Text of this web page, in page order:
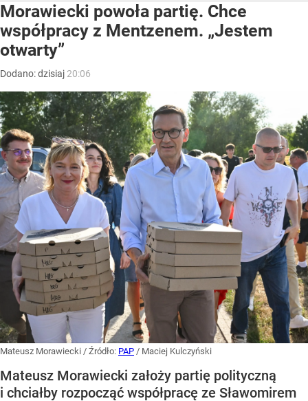
Morawiecki powoła partię. Chce
współpracy z Mentzenem. „Jestem
otwarty”
Dodano:dzisiaj 20:06
Mateusz Morawiecki / Źródło: PAP / Maciej Kulczyński
Mateusz Morawiecki założy partię polityczną
i chciałby rozpocząć współpracę ze Sławomirem